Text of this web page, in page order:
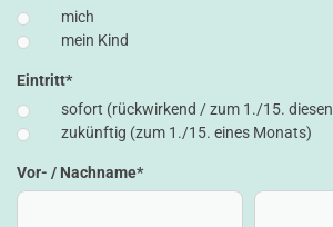
mich
mein Kind
Eintritt*
sofort (rückwirkend / zum 1./15.
zukünftig (zum 1./15. eines Monats)
Vor- / Nachname*